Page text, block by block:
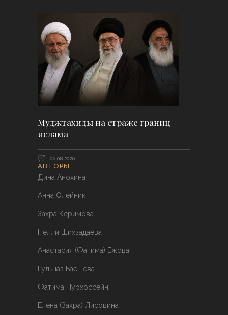
Муджтахиды на страже границ
ислама
06.08.2026
АВТОРЫ
Дина Анохина
Анна Олейник
Захра Керимова
Нелли Шихзадаева
Анастасия (Фатима) Ежова
Гульназ Баешева
Фатима Пурхоссейн
Елена (Захра) Лисовина